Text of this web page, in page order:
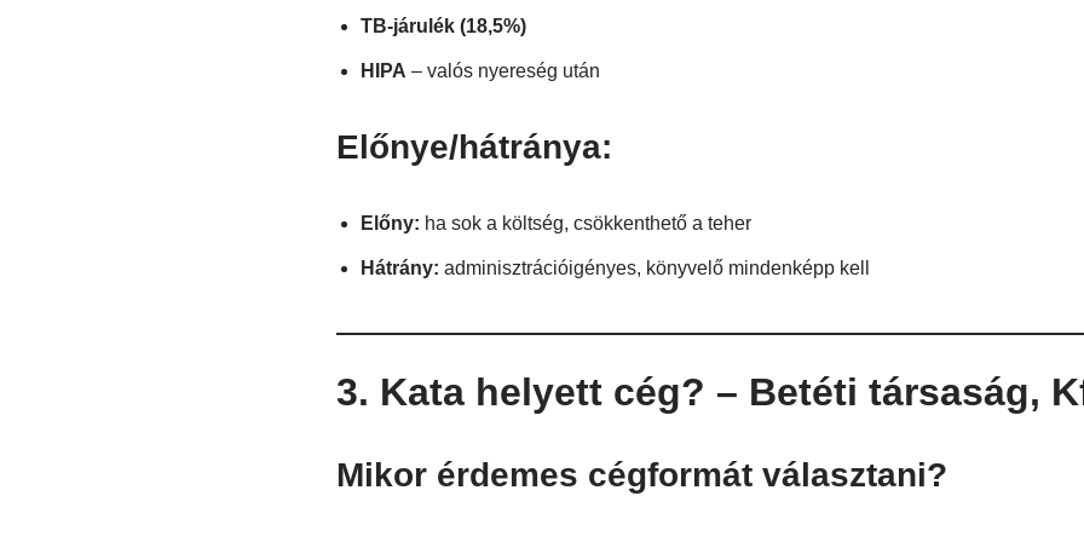
TB-járulék (18,5%)
HIPA – valós nyereség után
Előnye/hátránya:
Előny: ha sok a költség, csökkenthető a teher
Hátrány: adminisztrációigényes, könyvelő mindenképp kell
3. Kata helyett cég? – Betéti társaság,
Mikor érdemes cégformát választani?